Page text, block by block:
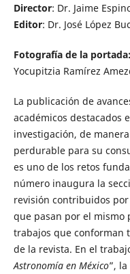
Director: Dr. Jaime
Editor: Dr. José López
Fotografía de la portada:
Yocupitzia Ramírez
La publicación de
académicos destacados
investigación, de
perdurable para su
es uno de los retos
número inaugura la
revisión contribuidos
que pasan por el mismo
trabajos que conforman
de la revista. En el
Astronomía en México”,